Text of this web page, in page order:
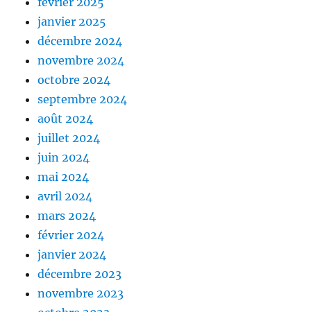
janvier 2025
décembre 2024
novembre 2024
octobre 2024
septembre 2024
août 2024
juillet 2024
juin 2024
mai 2024
avril 2024
mars 2024
février 2024
janvier 2024
décembre 2023
novembre 2023